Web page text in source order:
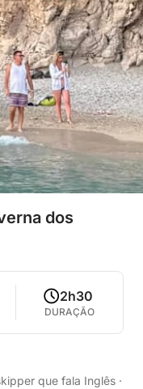
dos
2h30
DURAÇÃO
que fala Inglês ·